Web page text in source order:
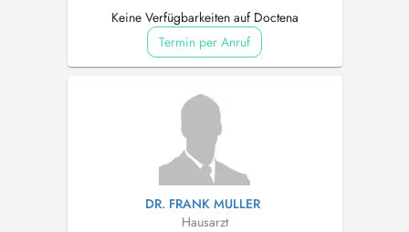
Keine Verfügbarkeiten auf Doctena
Termin per Anruf
DR. FRANK MULLER
Hausarzt